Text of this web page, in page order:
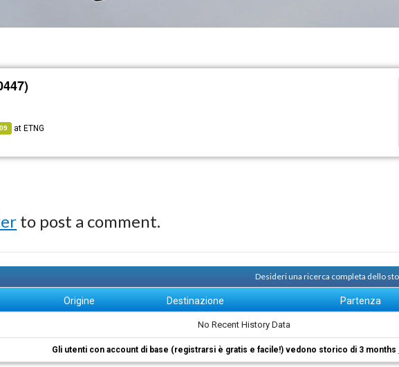
at ETNG
to post a comment.
Desideri una ricerca completa dello
Origine Destinazione Partenza
No Recent History Data
Gli utenti con account di base (registrarsi è gratis e facile!) vedono storico di 3 months